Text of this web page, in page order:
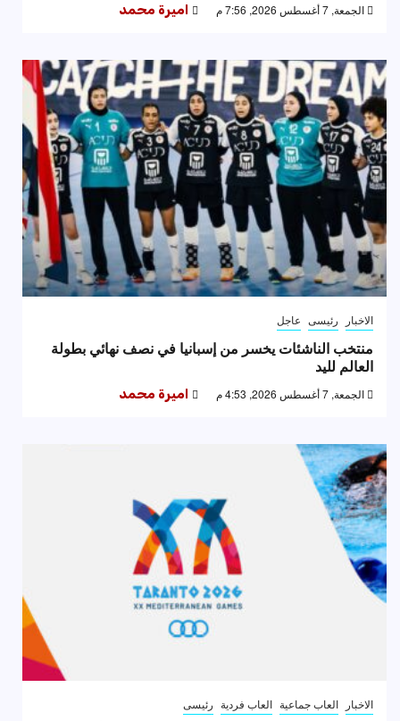
الجمعة, 7 أغسطس 2026, 7:56 م اميرة محمد
الاخبار رئيسى عاجل
منتخب الناشئات يخسر من إسبانيا في نصف نهائي بطولة
العالم لليد
الجمعة, 7 أغسطس 2026, 4:53 م اميرة محمد
الاخبار العاب جماعية العاب فردية رئيسى